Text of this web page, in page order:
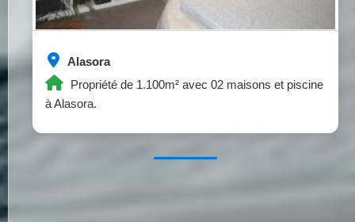
Alasora
Propriété de 1.100m² avec 02 maisons et piscine
à Alasora.